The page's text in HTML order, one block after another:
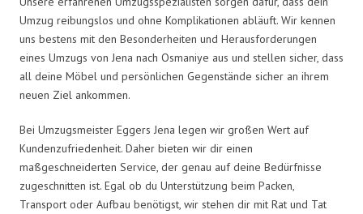
Umzug reibungslos und ohne Komplikationen abläuft. Wir kennen
uns bestens mit den Besonderheiten und Herausforderungen
eines Umzugs von Jena nach Osmaniye aus und stellen sicher, dass
all deine Möbel und persönlichen Gegenstände sicher an ihrem
neuen Ziel ankommen.
Bei Umzugsmeister Eggers Jena legen wir großen Wert auf
Kundenzufriedenheit. Daher bieten wir dir einen
maßgeschneiderten Service, der genau auf deine Bedürfnisse
zugeschnitten ist. Egal ob du Unterstützung beim Packen,
Transport oder Aufbau benötigst, wir stehen dir mit Rat und Tat